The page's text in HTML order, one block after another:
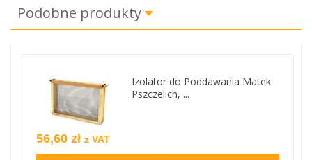
Podobne produkty
Izolator do Poddawania Matek
Pszczelich, ...
56,60 zł z VAT